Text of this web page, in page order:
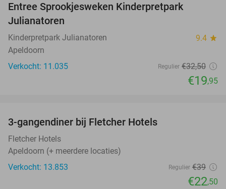
Entree Sprookjesweken Kinderpretpark
Julianatoren
Kinderpretpark Julianatoren 9.4 star
Apeldoorn
Verkocht: 11.035
Regulier €32,50
€19,95
3-gangendiner bij Fletcher Hotels
Fletcher Hotels
Apeldoorn (+ meerdere locaties)
Verkocht: 13.853
Regulier €39
€22,50